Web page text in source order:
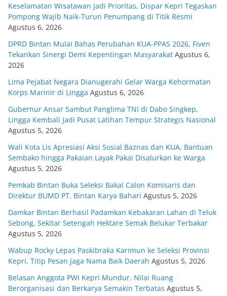
Keselamatan Wisatawan Jadi Prioritas, Dispar Kepri Tegaskan
Pompong Wajib Naik-Turun Penumpang di Titik Resmi
Agustus 6, 2026
DPRD Bintan Mulai Bahas Perubahan KUA-PPAS 2026, Fiven
Tekankan Sinergi Demi Kepentingan Masyarakat Agustus 6,
2026
Lima Pejabat Negara Dianugerahi Gelar Warga Kehormatan
Korps Marinir di Lingga Agustus 6, 2026
Gubernur Ansar Sambut Panglima TNI di Dabo Singkep,
Lingga Kembali Jadi Pusat Latihan Tempur Strategis Nasional
Agustus 5, 2026
Wali Kota Lis Apresiasi Aksi Sosial Baznas dan KUA, Bantuan
Sembako hingga Pakaian Layak Pakai Disalurkan ke Warga
Agustus 5, 2026
Pemkab Bintan Buka Seleksi Bakal Calon Komisaris dan
Direktur BUMD PT. Bintan Karya Bahari Agustus 5, 2026
Damkar Bintan Berhasil Padamkan Kebakaran Lahan di Teluk
Sebong, Sekitar Setengah Hektare Semak Belukar Terbakar
Agustus 5, 2026
Wabup Rocky Lepas Paskibraka Karimun ke Seleksi Provinsi
Kepri, Titip Pesan Jaga Nama Baik Daerah Agustus 5, 2026
Belasan Anggota PWI Kepri Mundur, Nilai Ruang
Berorganisasi dan Berkarya Semakin Terbatas Agustus 5,